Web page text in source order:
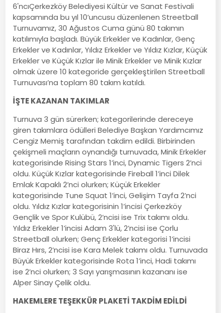
6'ncıÇerkezköy Belediyesi Kültür ve Sanat Festivali
kapsamında bu yıl 10’uncusu düzenlenen Streetball
Turnuvamız, 30 Ağustos Cuma günü 80 takımın
katılımıyla başladı. Büyük Erkekler ve Kadınlar, Genç
Erkekler ve Kadınlar, Yıldız Erkekler ve Yıldız Kızlar, Küçük
Erkekler ve Küçük Kızlar ile Minik Erkekler ve Minik Kızlar
olmak üzere 10 kategoride gerçekleştirilen Streetball
Turnuvası’na toplam 80 takım katıldı.
İŞTE KAZANAN TAKIMLAR
Turnuva 3 gün sürerken; kategorilerinde dereceye
giren takımlara ödülleri Belediye Başkan Yardımcımız
Cengiz Memiş tarafından takdim edildi. Birbirinden
çekişmeli maçların oynandığı turnuvada, Minik Erkekler
kategorisinde Rising Stars 1’inci, Dynamic Tigers 2’nci
oldu. Küçük Kızlar kategorisinde Fireball 1’inci Dilek
Emlak Kapaklı 2’nci olurken; Küçük Erkekler
kategorisinde Tune Squat 1’inci, Gelişim Tayfa 2’nci
oldu. Yıldız Kızlar kategorisinin 1’incisi Çerkezköy
Gençlik ve Spor Kulübü, 2’ncisi ise Trix takımı oldu.
Yıldız Erkekler 1’incisi Adam 3'lü, 2’ncisi ise Çorlu
Streetball olurken; Genç Erkekler kategorisi 1’incisi
Biraz Hırs, 2’ncisi ise Kara Melek takımı oldu. Turnuvada
Büyük Erkekler kategorisinde Rota 1’inci, Hadi takımı
ise 2’nci olurken; 3 Sayı yarışmasının kazananı ise
Alper Sinay Çelik oldu.
HAKEMLERE TEŞEKKÜR PLAKETİ TAKDİM EDİLDİ